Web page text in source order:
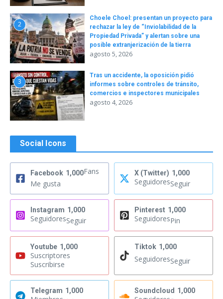
2
Choele Choel: presentan un proyecto para
rechazar la ley de “Inviolabilidad de la
Propiedad Privada” y alertan sobre una
posible extranjerización de la tierra
agosto 5, 2026
3
Tras un accidente, la oposición pidió
informes sobre controles de tránsito,
comercios e inspectores municipales
agosto 4, 2026
Social Icons
Facebook 1,000Fans
Me gusta
X (Twitter) 1,000
SeguidoresSeguir
Instagram 1,000
SeguidoresSeguir
Pinterest 1,000
SeguidoresPin
Youtube 1,000
Suscriptores
Suscribirse
Tiktok 1,000
SeguidoresSeguir
Telegram 1,000 Soundcloud 1,000